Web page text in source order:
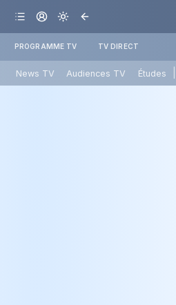
PROGRAMME TV TV DIRECT
News TV Audiences TV Études